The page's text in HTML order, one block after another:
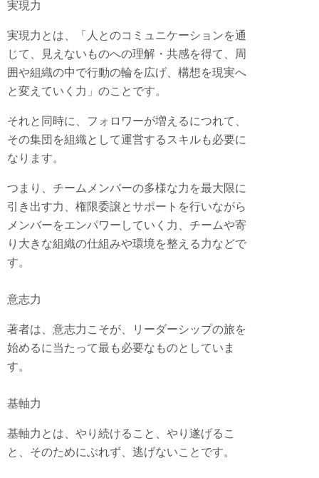
実現力
実現力とは、「人とのコミュニケーションを通
じて、見えないものへの理解・共感を得て、周
囲や組織の中で行動の輪を広げ、構想を現実へ
と変えていく力」のことです。
それと同時に、フォロワーが増えるにつれて、
その集団を組織として運営するスキルも必要に
なります。
つまり、チームメンバーの多様な力を最大限に
引き出す力、権限委譲とサポートを行いながら
メンバーをエンパワーしていく力、チームや寄
り大きな組織の仕組みや環境を整える力などで
す。
意志力
著者は、意志力こそが、リーダーシップの旅を
始めるに当たって最も必要なものとしていま
す。
基軸力
基軸力とは、やり続けること、やり遂げるこ
と、そのためにぶれず、逃げないことです。